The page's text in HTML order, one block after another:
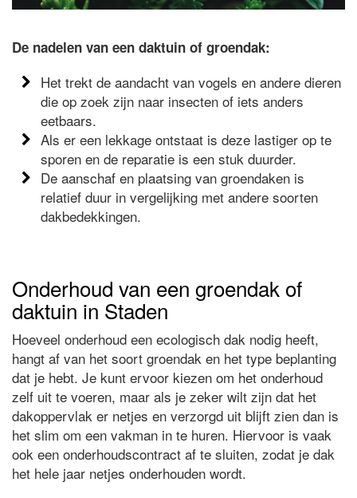
De nadelen van een daktuin of groendak:
Het trekt de aandacht van vogels en andere dieren
die op zoek zijn naar insecten of iets anders
eetbaars.
Als er een lekkage ontstaat is deze lastiger op te
sporen en de reparatie is een stuk duurder.
De aanschaf en plaatsing van groendaken is
relatief duur in vergelijking met andere soorten
dakbedekkingen.
Onderhoud van een groendak of
daktuin in Staden
Hoeveel onderhoud een ecologisch dak nodig heeft,
hangt af van het soort groendak en het type beplanting
dat je hebt. Je kunt ervoor kiezen om het onderhoud
zelf uit te voeren, maar als je zeker wilt zijn dat het
dakoppervlak er netjes en verzorgd uit blijft zien dan is
het slim om een vakman in te huren. Hiervoor is vaak
ook een onderhoudscontract af te sluiten, zodat je dak
het hele jaar netjes onderhouden wordt.